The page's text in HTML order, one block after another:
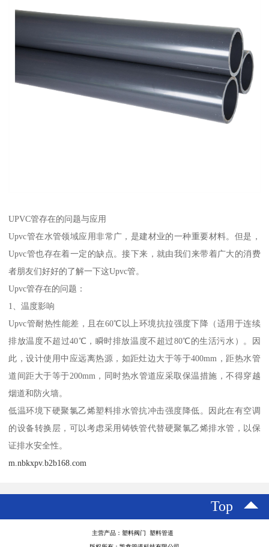
UPVC管存在的问题与应用
Upvc管在水管领域应用非常广，是建材业的一种重要材料。但是，
Upvc管也存在着一定的缺点。接下来，就由我们来带着广大的消费
者朋友们好好的了解一下这Upvc管。
Upvc管存在的问题：
1、温度影响
Upvc管耐热性能差，且在60℃以上环境抗拉强度下降（适用于连续
排放温度不超过40℃，瞬时排放温度不超过80℃的生活污水）。因
此，设计使用中应远离热源，如距灶边大于等于400mm，距热水管
道间距大于等于200mm，同时热水管道应采取保温措施，不得穿越
烟道和防火墙。
低温环境下硬聚氯乙烯塑料排水管抗冲击强度降低。因此在有空调
的设备转换层，可以考虑采用铸铁管代替硬聚氯乙烯排水管，以保
证排水安全性。
m.nbkxpv.b2b168.com
Top
主营产品：塑料阀门 塑料管道